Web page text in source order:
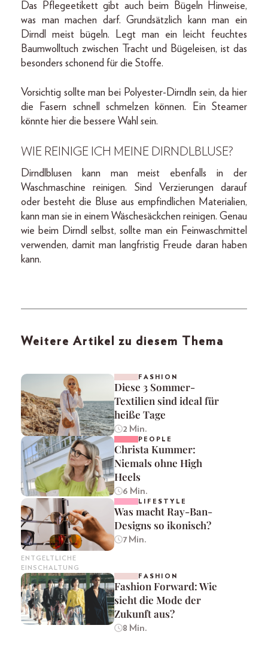
Das Pflegeetikett gibt auch beim Bügeln Hinweise,
was man machen darf. Grundsätzlich kann man ein
Dirndl meist bügeln. Legt man ein leicht feuchtes
Baumwolltuch zwischen Tracht und Bügeleisen, ist das
besonders schonend für die Stoffe.
Vorsichtig sollte man bei Polyester-Dirndln sein, da hier
die Fasern schnell schmelzen können. Ein Steamer
könnte hier die bessere Wahl sein.
WIE REINIGE ICH MEINE DIRNDLBLUSE?
Dirndlblusen kann man meist ebenfalls in der
Waschmaschine reinigen. Sind Verzierungen darauf
oder besteht die Bluse aus empfindlichen Materialien,
kann man sie in einem Wäschesäckchen reinigen. Genau
wie beim Dirndl selbst, sollte man ein Feinwaschmittel
verwenden, damit man langfristig Freude daran haben
kann.
Weitere Artikel zu diesem Thema
FASHION
Diese 3 Sommer-
Textilien sind ideal für
heiße Tage
2 Min.
PEOPLE
Christa Kummer:
Niemals ohne High
Heels
6 Min.
ENTGELTLICHE
EINSCHALTUNG
LIFESTYLE
Was macht Ray-Ban-
Designs so ikonisch?
7 Min.
FASHION
Fashion Forward: Wie
sieht die Mode der
Zukunft aus?
8 Min.